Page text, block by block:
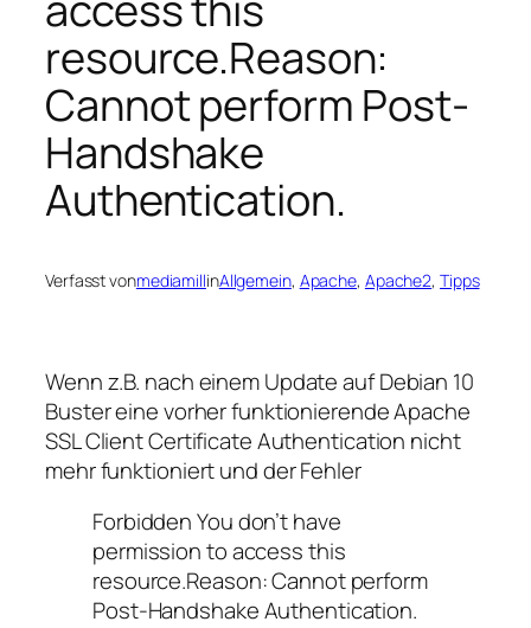
resource.Reason:
Cannot perform Post-
Handshake
Authentication.
Verfasst vonmediamillinAllgemein, Apache, Apache2, Tipps
Wenn z.B. nach einem Update auf Debian 10
Buster eine vorher funktionierende Apache
SSL Client Certificate Authentication nicht
mehr funktioniert und der Fehler
Forbidden You don’t have
permission to access this
resource.Reason: Cannot perform
Post-Handshake Authentication.